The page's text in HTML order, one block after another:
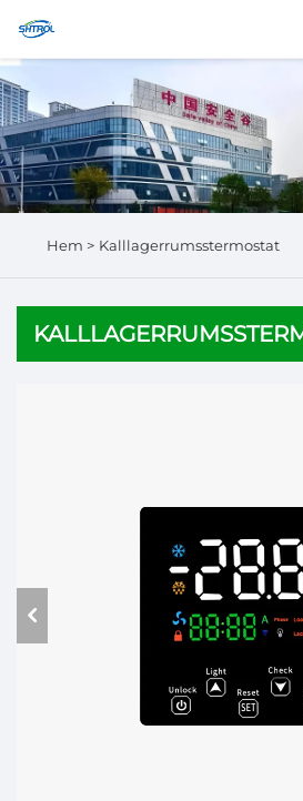
Om oss
Produkter
Hem > Kalllagerrumsstermostat